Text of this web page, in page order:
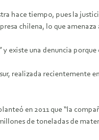
hace tiempo, pues la
chilena, lo que amenaza
existe una denuncia
realizada recientemente
en 2011 que “la
de toneladas de